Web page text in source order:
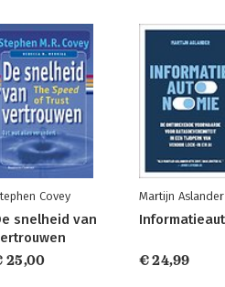
Covey
snelheid van
25,00
Martijn Aslander
€ 24,99